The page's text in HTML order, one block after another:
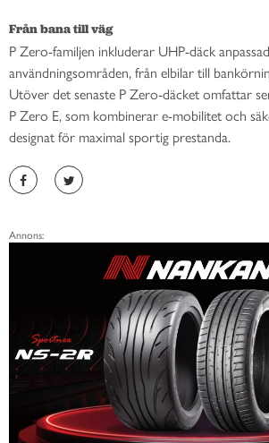
Från bana till väg
P Zero-familjen inkluderar UHP-däck
användningsområden, från elbilar till
Utöver det senaste P Zero-däcket omfattar
P Zero E, som kombinerar e-mobilitet och
designat för maximal sportig prestanda.
Annons: